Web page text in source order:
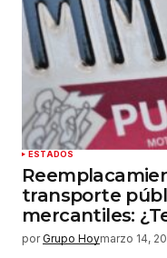
ESTADOS
transporte
mercantiles:
por Grupo Hoymarzo 14,